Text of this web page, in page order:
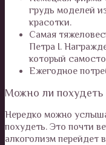
грудь моделей
красотки.
Самая
Петра I.
который
Ежегодное
Можно ли похудеть
Нередко можно
похудеть. Это почти
алкоголизм перейдет